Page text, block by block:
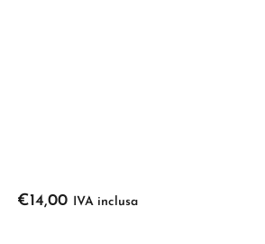
€14,00 IVA inclusa